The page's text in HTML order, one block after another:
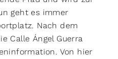
geht es immer
Nach dem
Calle Ángel Guerra
Von hier